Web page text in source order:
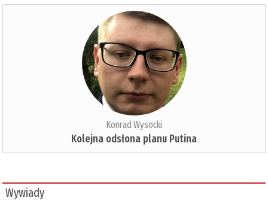
Konrad Wysocki
Kolejna odsłona planu Putina
Wywiady